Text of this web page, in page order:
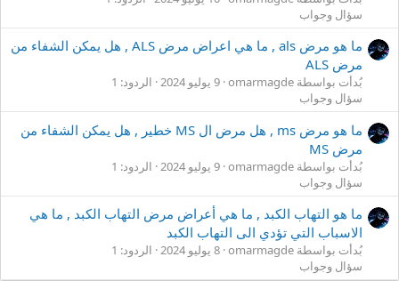
سؤال وجواب
ما هو مرض als , ما هي اعراض مرض ALS , هل يمكن الشفاء من
مرض ALS
بُدأت بواسطة omarmagde 9 يوليو 2024
الردود: 1
سؤال وجواب
ما هو مرض ms , هل مرض ال MS خطير , هل يمكن الشفاء من
مرض MS
بُدأت بواسطة omarmagde 9 يوليو 2024
الردود: 1
سؤال وجواب
ما هو التهاب الكبد , ما هي أعراض مرض التهاب الكبد , ما هي
الاسباب التي تؤدي الى التهاب الكبد
بُدأت بواسطة omarmagde 8 يوليو 2024
الردود: 1
سؤال وجواب